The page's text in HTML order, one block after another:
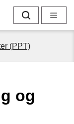
Søk Meny
(PPT)
og